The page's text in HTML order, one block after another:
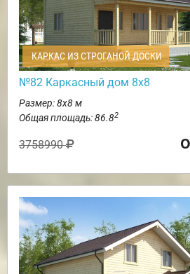
КАРКАС ИЗ СТРОГАНОЙ ДОСКИ
№82 Каркасный дом 8х8
Размер: 8х8 м
Общая площадь: 86.82
3758990